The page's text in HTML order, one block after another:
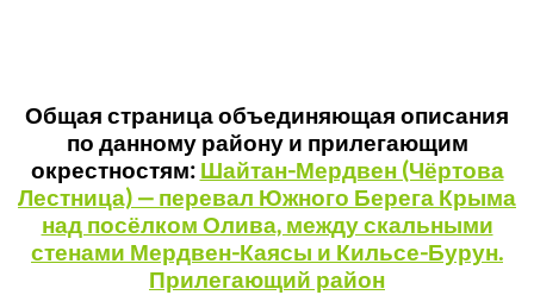
Общая страница объединяющая описания
по данному району и прилегающим
окрестностям: Шайтан-Мердвен (Чёртова
Лестница) — перевал Южного Берега Крыма
над посёлком Олива, между скальными
стенами Мердвен-Каясы и Кильсе-Бурун.
Прилегающий район